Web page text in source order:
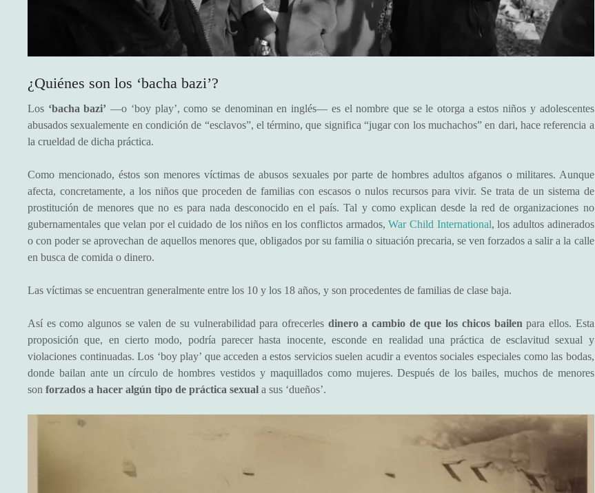
¿Quiénes son los ‘bacha bazi’?
Los ‘bacha bazi’ —o ‘boy play’, como se denominan en inglés— es el nombre que se le otorga a estos niños y adolescentes
abusados sexualemente en condición de “esclavos”, el término, que significa “jugar con los muchachos” en dari, hace referencia a
la crueldad de dicha práctica.
Como mencionado, éstos son menores víctimas de abusos sexuales por parte de hombres adultos afganos o militares. Aunque
afecta, concretamente, a los niños que proceden de familias con escasos o nulos recursos para vivir. Se trata de un sistema de
prostitución de menores que no es para nada desconocido en el país. Tal y como explican desde la red de organizaciones no
gubernamentales que velan por el cuidado de los niños en los conflictos armados,War Child International, los adultos adinerados
o con poder se aprovechan de aquellos menores que, obligados por su familia o situación precaria, se ven forzados a salir a la calle
en busca de comida o dinero.
Las víctimas se encuentran generalmente entre los 10 y los 18 años, y son procedentes de familias de clase baja.
Así es como algunos se valen de su vulnerabilidad para ofrecerles dinero a cambio de que los chicos bailenpara ellos. Esta
proposición que, en cierto modo, podría parecer hasta inocente, esconde en realidad una práctica de esclavitud sexual y
violaciones continuadas. Los ‘boy play’ que acceden a estos servicios suelen acudir a eventos sociales especiales como las bodas,
donde bailan ante un círculo de hombres vestidos y maquillados como mujeres. Después de los bailes, muchos de menores
son forzados a hacer algún tipo de práctica sexual a sus ‘dueños’.